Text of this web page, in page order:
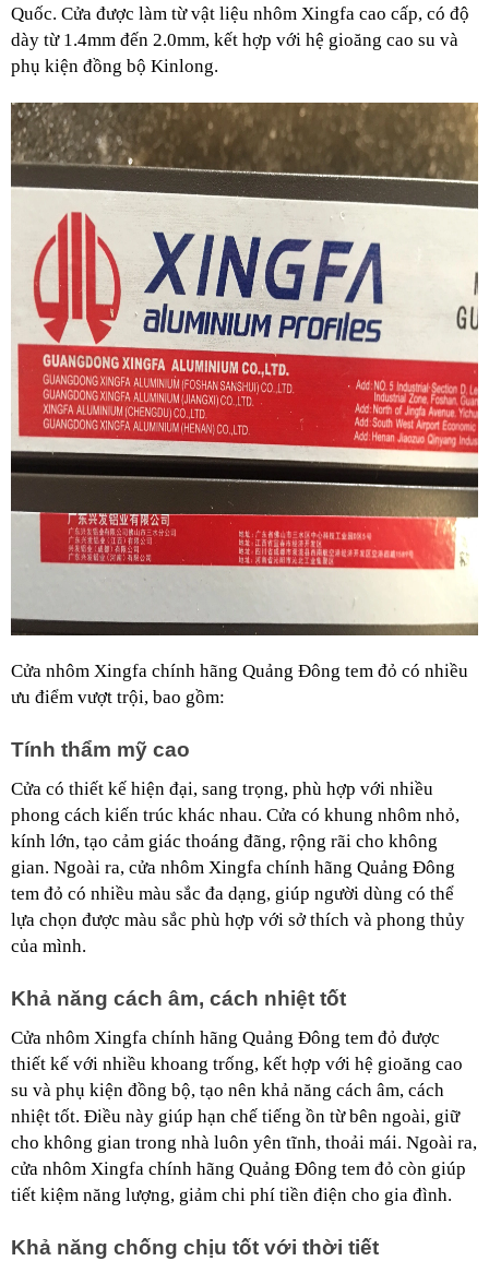
Quốc. Cửa được làm từ vật liệu nhôm Xingfa cao cấp, có độ
dày từ 1.4mm đến 2.0mm, kết hợp với hệ gioăng cao su và
phụ kiện đồng bộ Kinlong.
Cửa nhôm Xingfa chính hãng Quảng Đông tem đỏ có nhiều
ưu điểm vượt trội, bao gồm:
Tính thẩm mỹ cao
Cửa có thiết kế hiện đại, sang trọng, phù hợp với nhiều
phong cách kiến trúc khác nhau. Cửa có khung nhôm nhỏ,
kính lớn, tạo cảm giác thoáng đãng, rộng rãi cho không
gian. Ngoài ra, cửa nhôm Xingfa chính hãng Quảng Đông
tem đỏ có nhiều màu sắc đa dạng, giúp người dùng có thể
lựa chọn được màu sắc phù hợp với sở thích và phong thủy
của mình.
Khả năng cách âm, cách nhiệt tốt
Cửa nhôm Xingfa chính hãng Quảng Đông tem đỏ được
thiết kế với nhiều khoang trống, kết hợp với hệ gioăng cao
su và phụ kiện đồng bộ, tạo nên khả năng cách âm, cách
nhiệt tốt. Điều này giúp hạn chế tiếng ồn từ bên ngoài, giữ
cho không gian trong nhà luôn yên tĩnh, thoải mái. Ngoài ra,
cửa nhôm Xingfa chính hãng Quảng Đông tem đỏ còn giúp
tiết kiệm năng lượng, giảm chi phí tiền điện cho gia đình.
Khả năng chống chịu tốt với thời tiết